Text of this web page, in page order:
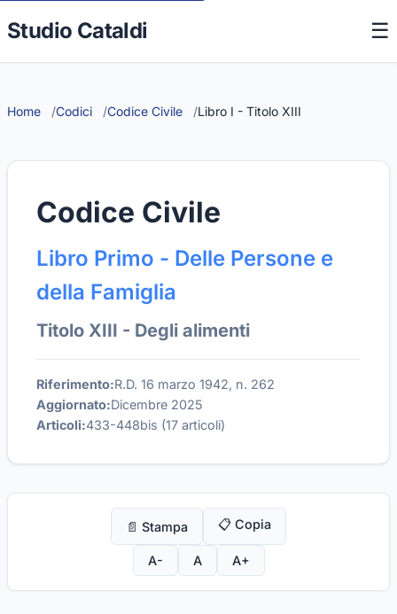
Studio Cataldi ☰
Home Codici Codice Civile Libro I - Titolo XIII
Codice Civile
Libro Primo - Delle Persone e
della Famiglia
Titolo XIII - Degli alimenti
Riferimento:R.D. 16 marzo 1942, n. 262
Aggiornato:Dicembre 2025
Articoli:433-448bis (17 articoli)
📄 Stampa 📋 Copia
A- A A+